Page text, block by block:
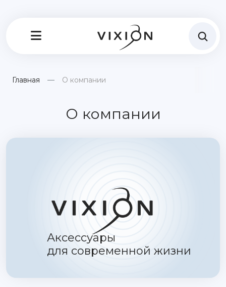
Главная О компании
О компании
Аксессуары
для современной жизни